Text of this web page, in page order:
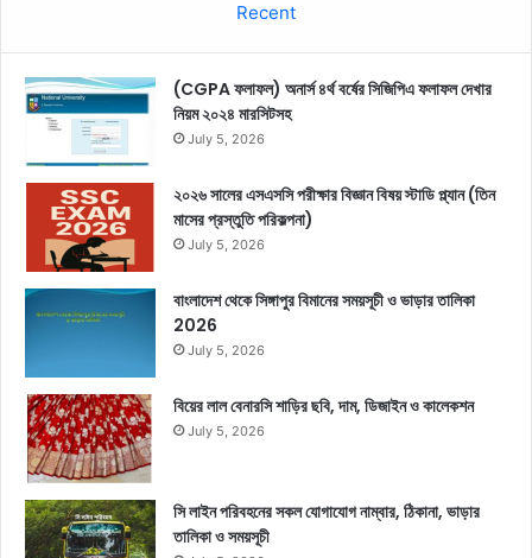
Recent
(CGPA ফলাফল) অনার্স ৪র্থ বর্ষের সিজিপিএ ফলাফল দেখার
নিয়ম ২০২৪ মারসিটসহ
July 5, 2026
২০২৬ সালের এসএসসি পরীক্ষার বিজ্ঞান বিষয় স্টাডি প্ল্যান (তিন
মাসের প্রস্তুতি পরিকল্পনা)
July 5, 2026
বাংলাদেশ থেকে সিঙ্গাপুর বিমানের সময়সূচী ও ভাড়ার তালিকা
2026
July 5, 2026
বিয়ের লাল বেনারসি শাড়ির ছবি, দাম, ডিজাইন ও কালেকশন
July 5, 2026
সি লাইন পরিবহনের সকল যোগাযোগ নাম্বার, ঠিকানা, ভাড়ার
তালিকা ও সময়সূচী